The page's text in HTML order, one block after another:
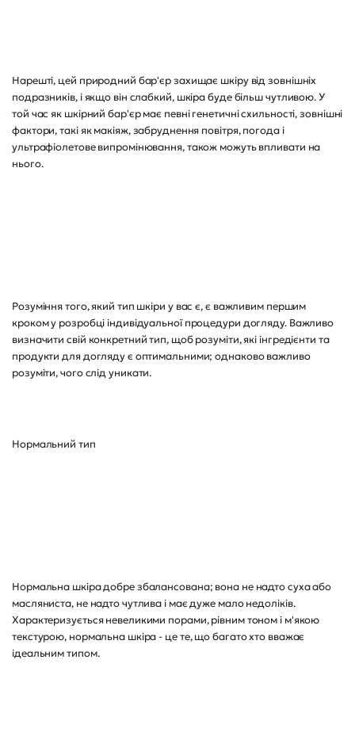
Нарешті, цей природний бар'єр захищає шкіру від зовнішніх
подразників, і якщо він слабкий, шкіра буде більш чутливою. У
той час як шкірний бар'єр має певні генетичні схильності, зовнішні
фактори, такі як макіяж, забруднення повітря, погода і
ультрафіолетове випромінювання, також можуть впливати на
нього.
Розуміння того, який тип шкіри у вас є, є важливим першим
кроком у розробці індивідуальної процедури догляду. Важливо
визначити свій конкретний тип, щоб розуміти, які інгредієнти та
продукти для догляду є оптимальними; однаково важливо
розуміти, чого слід уникати.
Нормальний тип
Нормальна шкіра добре збалансована; вона не надто суха або
масляниста, не надто чутлива і має дуже мало недоліків.
Характеризується невеликими порами, рівним тоном і м'якою
текстурою, нормальна шкіра - це те, що багато хто вважає
ідеальним типом.